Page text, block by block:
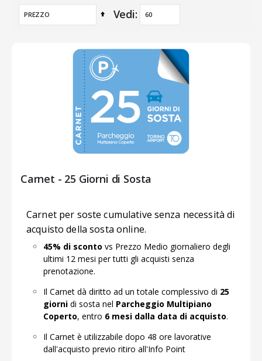
Imposta
decrescente
Vedi
Carnet - 25 Giorni di Sosta
Carnet per soste cumulative senza necessità di
acquisto della sosta online.
45% di sconto vs Prezzo Medio giornaliero degli
ultimi 12 mesi per tutti gli acquisti senza
prenotazione.
Il Carnet dà diritto ad un totale complessivo di 25
giornidi sosta nel Parcheggio Multipiano
Coperto, entro 6 mesi dalla data di acquisto.
Il Carnet è utilizzabile dopo 48 ore lavorative
dall'acquisto previo ritiro all'Info Point